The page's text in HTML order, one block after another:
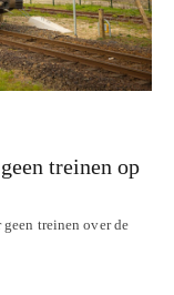
treinen op
treinen over de